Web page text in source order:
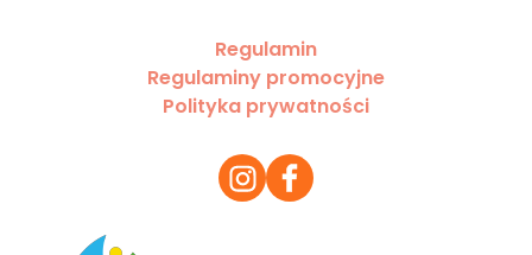
Regulamin
Regulaminy promocyjne
Polityka prywatności